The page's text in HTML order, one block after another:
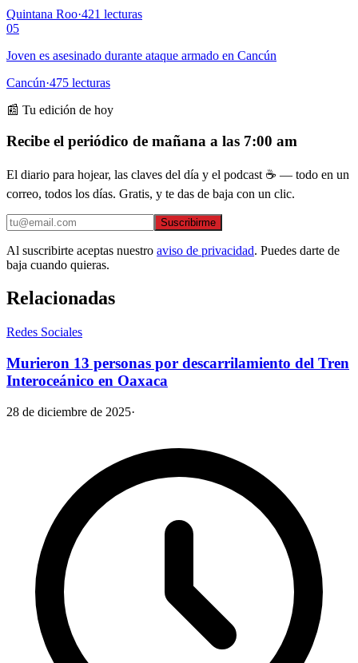
Quintana Roo·421 lecturas
05
Joven es asesinado durante ataque armado en Cancún
Cancún·475 lecturas
📰 Tu edición de hoy
Recibe el periódico de mañana a las 7:00 am
El diario para hojear, las claves del día y el podcast ☕ — todo en un
correo, todos los días. Gratis, y te das de baja con un clic.
Suscribirme
Al suscribirte aceptas nuestro aviso de privacidad. Puedes darte de
baja cuando quieras.
Relacionadas
Redes Sociales
Murieron 13 personas por descarrilamiento del Tren
Interoceánico en Oaxaca
28 de diciembre de 2025·